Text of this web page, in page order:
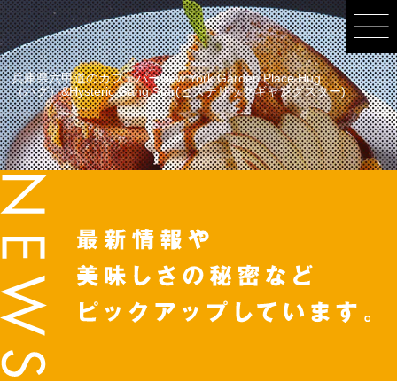
兵庫県六甲道のカフェバーNew York Garden Place Hug
（ハグ）&Hysteric Gang Star(ヒステリックギャングスター)